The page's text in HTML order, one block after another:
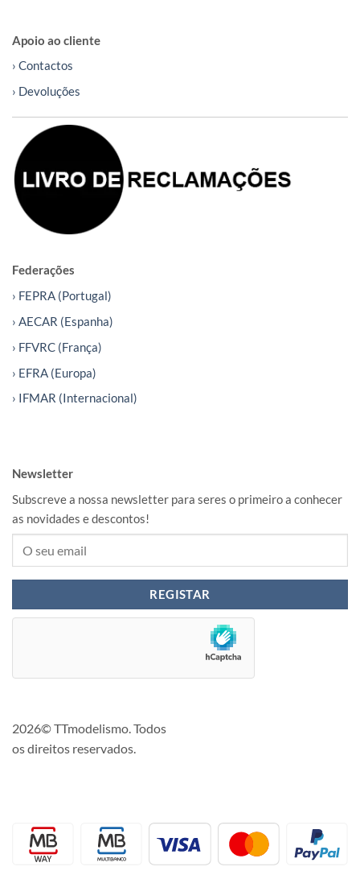
Apoio ao cliente
› Contactos
› Devoluções
Federações
› FEPRA (Portugal)
› AECAR (Espanha)
› FFVRC (França)
› EFRA (Europa)
› IFMAR (Internacional)
Newsletter
Subscreve a nossa newsletter para seres o primeiro a conhecer
as novidades e descontos!
2026© TTmodelismo. Todos
os direitos reservados.